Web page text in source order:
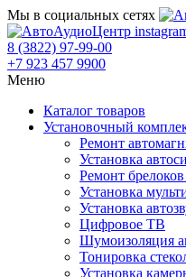
Мы в социальных сетях
8 (3822) 97-99-00
+7 923 457 9900
Меню
Каталог товаров
Установочный
Ремонт
Установка
Ремонт
Установка
Установка
Цифровое ТВ
Шумоизоляция
Тонировка
Установка